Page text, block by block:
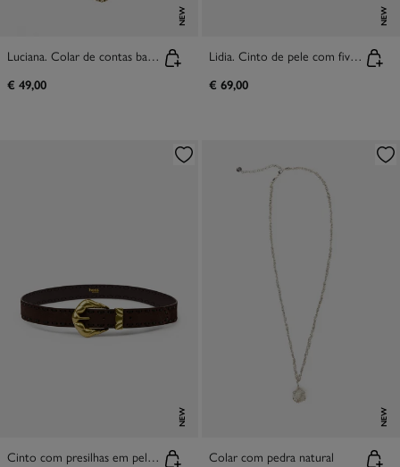
NEW
Luciana. Colar de contas banhado a ouro
€ 49,00
NEW
Lidia. Cinto de pele com fivela flor
€ 69,00
NEW
Cinto com presilhas em pele Lucía
NEW
Colar com pedra natural